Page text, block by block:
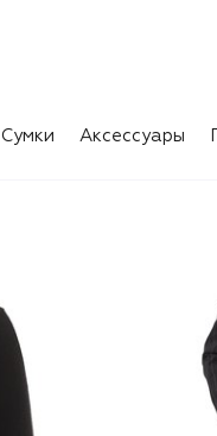
Сумки Аксессуары